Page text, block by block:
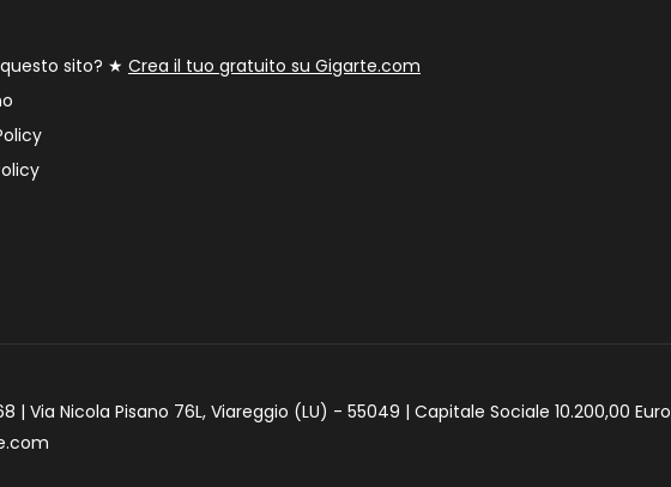
sito? ★ Crea il tuo gratuito su Gigarte.com
| Via Nicola Pisano 76L, Viareggio (LU) - 55049 | Capitale Sociale 10.200,00 Euro